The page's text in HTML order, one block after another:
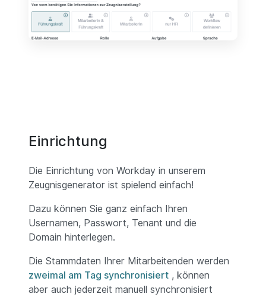
Einrichtung
Die Einrichtung von Workday in unserem
Zeugnisgenerator ist spielend einfach!
Dazu können Sie ganz einfach Ihren
Usernamen, Passwort, Tenant und die
Domain hinterlegen.
Die Stammdaten Ihrer Mitarbeitenden werden
zweimal am Tag synchronisiert , können
aber auch jederzeit manuell synchronisiert